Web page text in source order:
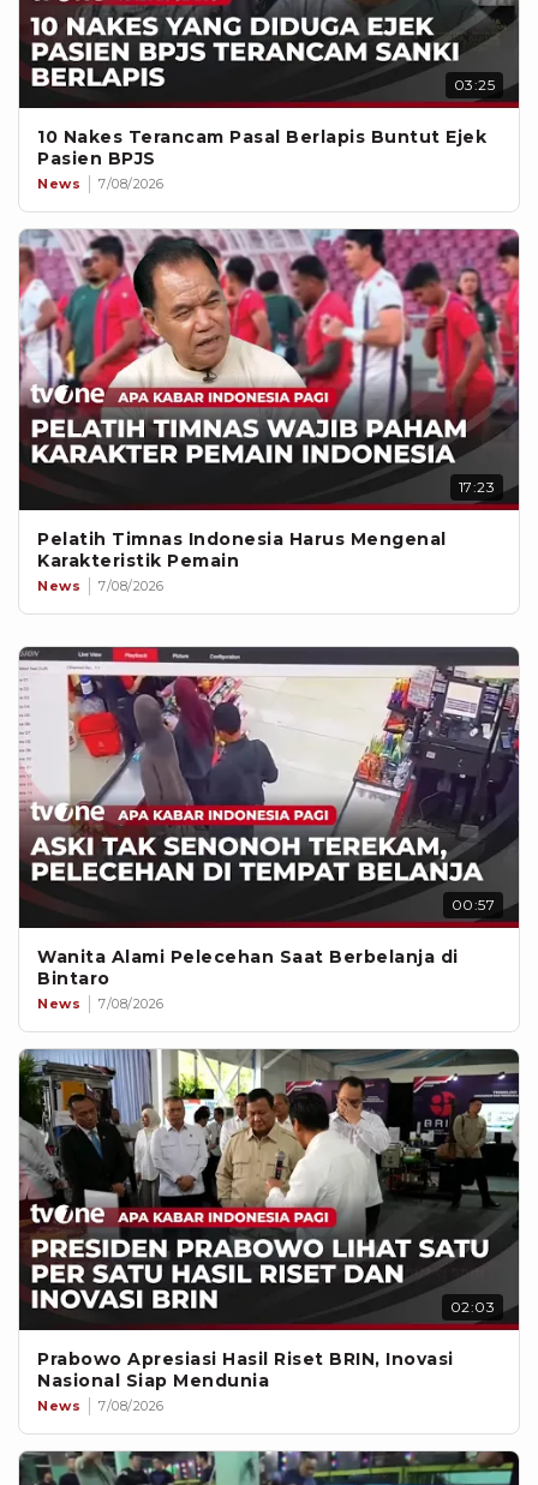
03:25
10 Nakes Terancam Pasal Berlapis Buntut Ejek
Pasien BPJS
News 7/08/2026
17:23
Pelatih Timnas Indonesia Harus Mengenal
Karakteristik Pemain
News 7/08/2026
00:57
Wanita Alami Pelecehan Saat Berbelanja di
Bintaro
News 7/08/2026
02:03
Prabowo Apresiasi Hasil Riset BRIN, Inovasi
Nasional Siap Mendunia
News 7/08/2026